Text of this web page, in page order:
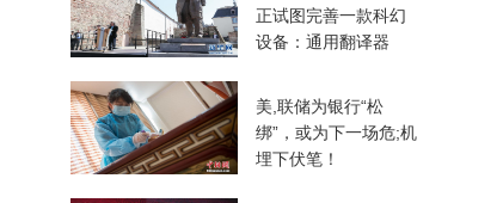
正试图完善一款科幻
设备：通用翻译器
美,联储为银行“松
绑”，或为下一场危;机
埋下伏笔！